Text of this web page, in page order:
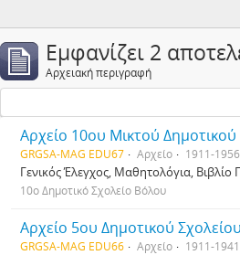
Εμφανίζει 2
Αρχειακή περιγραφή
Αρχείο 10ου Μικτού
GRGSA-MAG EDU67 Αρχείο 1911-1956
Γενικός Έλεγχος, Μαθητολόγια,
10ο Δημοτικό Σχολείο Βόλου
Αρχείο 5ου Δημοτικού
GRGSA-MAG EDU66 Αρχείο 1911-1941